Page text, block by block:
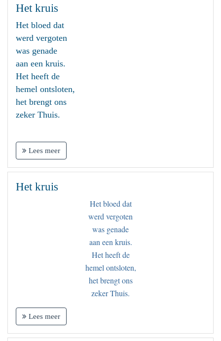
Het kruis
Het bloed dat
werd vergoten
was genade
aan een kruis.
Het heeft de
hemel ontsloten,
het brengt ons
zeker Thuis.
Lees meer
Het kruis
Het bloed dat
werd vergoten
was genade
aan een kruis.
Het heeft de
hemel ontsloten,
het brengt ons
zeker Thuis.
Lees meer